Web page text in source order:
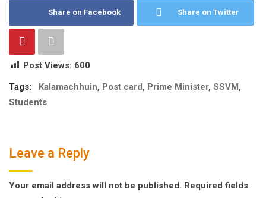
Share on Facebook Share on Twitter
Post Views: 600
Tags:
Kalamachhuin, Post card, Prime Minister, SSVM,
Students
Leave a Reply
Your email address will not be published. Required fields